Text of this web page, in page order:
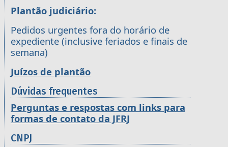
Plantão judiciário:
Pedidos urgentes fora do horário de
expediente (inclusive feriados e finais de
semana)
Juízos de plantão
Dúvidas frequentes
Perguntas e respostas com links para
formas de contato da JFRJ
CNPJ